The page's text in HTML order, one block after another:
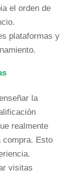
el orden de
plataformas y
la
realmente
compra. Esto
visitas